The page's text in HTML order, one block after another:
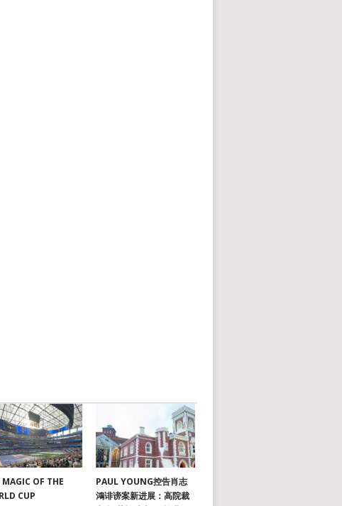
MAGIC OF THE
CUP
PAUL YOUNG控告肖志
鴻诽谤案新进展：高院裁